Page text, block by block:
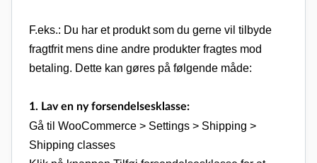
F.eks.: Du har et produkt som du gerne vil tilbyde
fragtfrit mens dine andre produkter fragtes mod
betaling. Dette kan gøres på følgende måde:
1. Lav en ny forsendelsesklasse:
Gå til WooCommerce > Settings > Shipping >
Shipping classes